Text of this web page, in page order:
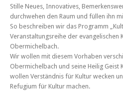
Stille Neues, Innovatives,
durchwehen den Raum und füllen ihn
So beschreiben wir das Programm
Veranstaltungsreihe der evangelischen
Obermichelbach.
Wir wollen mit diesem Vorhaben
Obermichelbach und seine Heilig Geist
wollen Verständnis für Kultur wecken
Refugium für Kultur machen.